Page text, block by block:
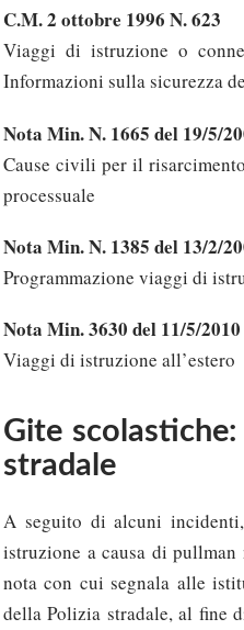
C.M. 2 ottobre 1996 N. 623
Viaggi di istruzione o
Informazioni sulla sicurezza
Nota Min. N. 1665 del 19/5/
Cause civili per il
processuale
Nota Min. N. 1385 del 13/2/
Programmazione viaggi di
Nota Min. 3630 del 11/5/2010
Viaggi di istruzione all’estero
Gite
stradale
A seguito di alcuni
istruzione a causa di
nota con cui segnala alle
della Polizia stradale, al fine